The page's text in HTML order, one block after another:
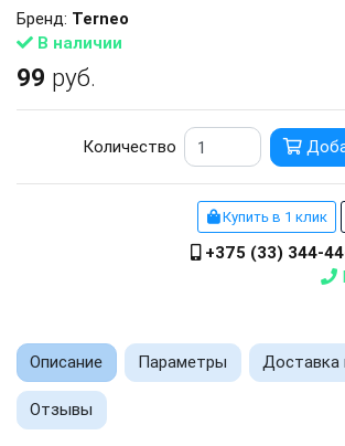
В наличии
Бренд: Terneo
99 руб.
Количество
Купить в 1 клик
+375 (33) 344-
Описание Параметры Доставка
Отзывы